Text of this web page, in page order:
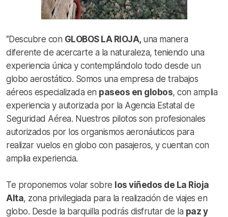
‘’Descubre con GLOBOS LA RIOJA, una manera
diferente de acercarte a la naturaleza, teniendo una
experiencia única y contemplándolo todo desde un
globo aerostático. Somos una empresa de trabajos
aéreos especializada en paseos en globos, con amplia
experiencia y autorizada por la Agencia Estatal de
Seguridad Aérea. Nuestros pilotos son profesionales
autorizados por los organismos aeronáuticos para
realizar vuelos en globo con pasajeros, y cuentan con
amplia experiencia.
Te proponemos volar sobre los viñedos de La Rioja
Alta, zona privilegiada para la realización de viajes en
globo. Desde la barquilla podrás disfrutar de la paz y